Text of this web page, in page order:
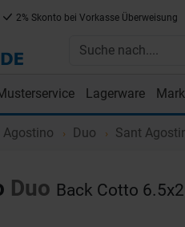
2% Skonto bei Vorkasse Überweisung
Lagerware
bei Fliesenrabatte.de
Agostino Duo Sant
Duo Back Cotto